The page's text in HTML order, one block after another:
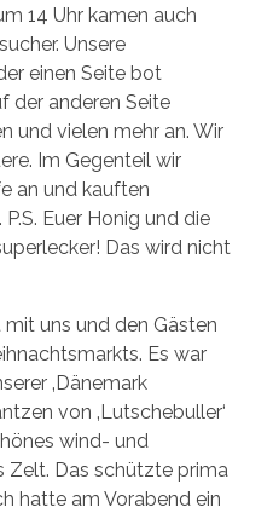
14 Uhr kamen auch
Unsere
einen Seite bot
der anderen Seite
und vielen mehr an. Wir
Im Gegenteil wir
an und kauften
Euer Honig und die
Das wird nicht
uns und den Gästen
Es war
‚Dänemark
von ‚Lutschebuller‘
wind- und
Zelt. Das schützte prima
hatte am Vorabend ein